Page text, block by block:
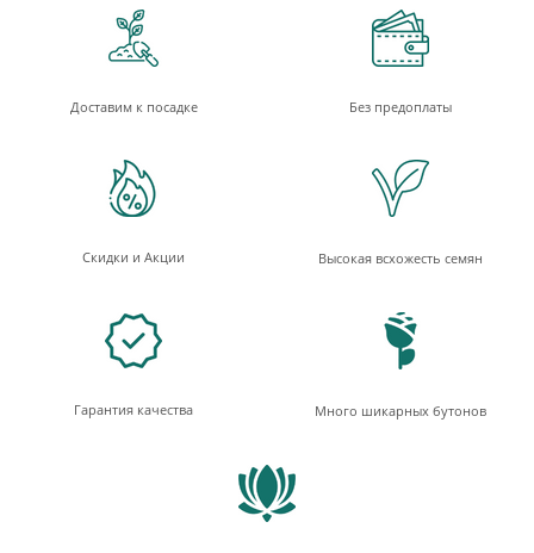
Доставим к посадке Без предоплаты
Скидки и Акции Высокая всхожесть семян
Гарантия качества Много шикарных бутонов